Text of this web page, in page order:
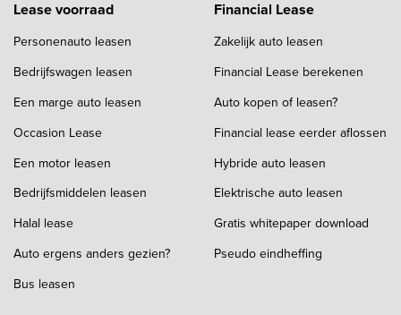
Lease voorraad
Personenauto leasen
Bedrijfswagen leasen
Een marge auto leasen
Occasion Lease
Een motor leasen
Bedrijfsmiddelen leasen
Halal lease
Auto ergens anders gezien?
Bus leasen
Financial Lease
Zakelijk auto leasen
Financial Lease berekenen
Auto kopen of leasen?
Financial lease eerder aflossen
Hybride auto leasen
Elektrische auto leasen
Gratis whitepaper download
Pseudo eindheffing